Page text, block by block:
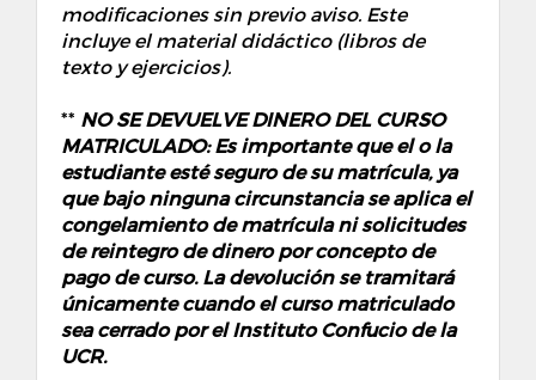
modificaciones sin previo aviso. Este
incluye el material didáctico (libros de
texto y ejercicios).
** NO SE DEVUELVE DINERO DEL CURSO
MATRICULADO: Es importante que el o la
estudiante esté seguro de su matrícula, ya
que bajo ninguna circunstancia se aplica el
congelamiento de matrícula ni solicitudes
de reintegro de dinero por concepto de
pago de curso. La devolución se tramitará
únicamente cuando el curso matriculado
sea cerrado por el Instituto Confucio de la
UCR.